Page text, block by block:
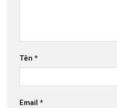
Tên *
Email *